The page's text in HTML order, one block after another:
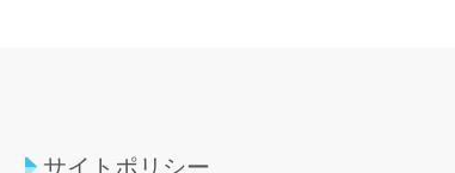
サイトポリシー